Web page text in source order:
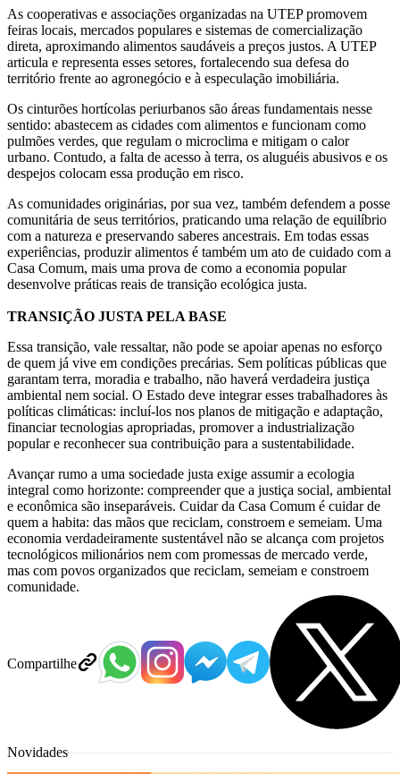
Compartilhe
As cooperativas e associações organizadas na UTEP promovem
feiras locais, mercados populares e sistemas de comercialização
direta, aproximando alimentos saudáveis a preços justos. A UTEP
articula e representa esses setores, fortalecendo sua defesa do
território frente ao agronegócio e à especulação imobiliária.
Os cinturões hortícolas periurbanos são áreas fundamentais nesse
sentido: abastecem as cidades com alimentos e funcionam como
pulmões verdes, que regulam o microclima e mitigam o calor
urbano. Contudo, a falta de acesso à terra, os aluguéis abusivos e os
despejos colocam essa produção em risco.
As comunidades originárias, por sua vez, também defendem a posse
comunitária de seus territórios, praticando uma relação de equilíbrio
com a natureza e preservando saberes ancestrais. Em todas essas
experiências, produzir alimentos é também um ato de cuidado com a
Casa Comum, mais uma prova de como a economia popular
desenvolve práticas reais de transição ecológica justa.
TRANSIÇÃO JUSTA PELA BASE
Essa transição, vale ressaltar, não pode se apoiar apenas no esforço
de quem já vive em condições precárias. Sem políticas públicas que
garantam terra, moradia e trabalho, não haverá verdadeira justiça
ambiental nem social. O Estado deve integrar esses trabalhadores às
políticas climáticas: incluí-los nos planos de mitigação e adaptação,
financiar tecnologias apropriadas, promover a industrialização
popular e reconhecer sua contribuição para a sustentabilidade.
Avançar rumo a uma sociedade justa exige assumir a ecologia
integral como horizonte: compreender que a justiça social, ambiental
e econômica são inseparáveis. Cuidar da Casa Comum é cuidar de
quem a habita: das mãos que reciclam, constroem e semeiam. Uma
economia verdadeiramente sustentável não se alcança com projetos
tecnológicos milionários nem com promessas de mercado verde,
mas com povos organizados que reciclam, semeiam e constroem
comunidade.
Novidades